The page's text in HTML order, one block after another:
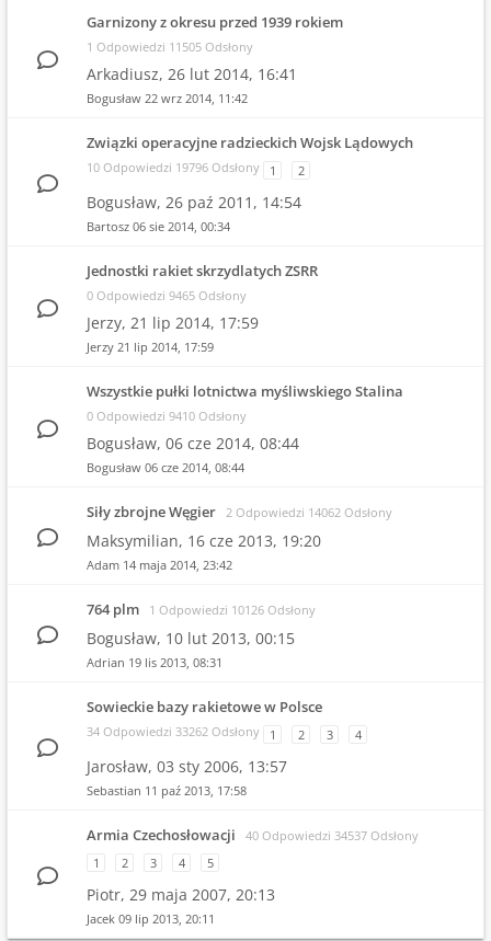
Garnizony z okresu przed 1939 rokiem
1 Odpowiedzi 11505 Odsłony
Arkadiusz, 26 lut 2014, 16:41
Bogusław 22 wrz 2014, 11:42
Związki operacyjne radzieckich Wojsk Lądowych
10 Odpowiedzi 19796 Odsłony 1 2
Bogusław, 26 paź 2011, 14:54
Bartosz 06 sie 2014, 00:34
Jednostki rakiet skrzydlatych ZSRR
0 Odpowiedzi 9465 Odsłony
Jerzy, 21 lip 2014, 17:59
Jerzy 21 lip 2014, 17:59
Wszystkie pułki lotnictwa myśliwskiego Stalina
0 Odpowiedzi 9410 Odsłony
Bogusław, 06 cze 2014, 08:44
Bogusław 06 cze 2014, 08:44
Siły zbrojne Węgier 2 Odpowiedzi 14062 Odsłony
Maksymilian, 16 cze 2013, 19:20
Adam 14 maja 2014, 23:42
764 plm 1 Odpowiedzi 10126 Odsłony
Bogusław, 10 lut 2013, 00:15
Adrian 19 lis 2013, 08:31
Sowieckie bazy rakietowe w Polsce
34 Odpowiedzi 33262 Odsłony 1 2 3 4
Jarosław, 03 sty 2006, 13:57
Sebastian 11 paź 2013, 17:58
Armia Czechosłowacji
40 Odpowiedzi 34537 Odsłony
1
2 3 4 5
Piotr, 29 maja 2007, 20:13
Jacek 09 lip 2013, 20:11